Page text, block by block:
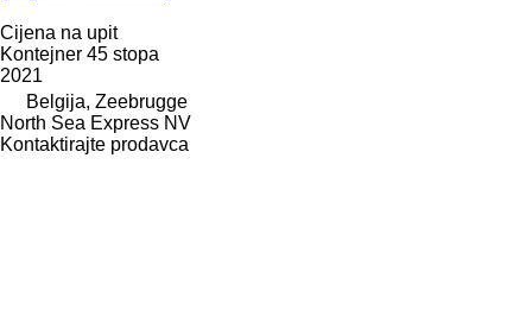
Cijena na upit
Kontejner 45 stopa
2021
Belgija, Zeebrugge
North Sea Express NV
Kontaktirajte prodavca